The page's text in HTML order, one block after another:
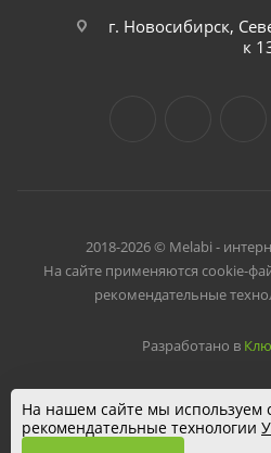
г. Новосибирск,
к
2018-2026 © Melabi -
На сайте применяются cookie-
рекомендательные
Разработано в
На нашем сайте мы используем
рекомендательные технологии